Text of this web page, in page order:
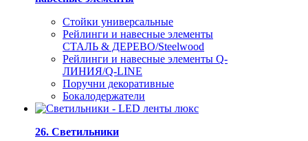
Стойки универсальные
Рейлинги и навесные элементы
СТАЛЬ & ДЕРЕВО/Steelwood
Рейлинги и навесные элементы Q-
ЛИНИЯ/Q-LINE
Поручни декоративные
Бокалодержатели
26. Светильники